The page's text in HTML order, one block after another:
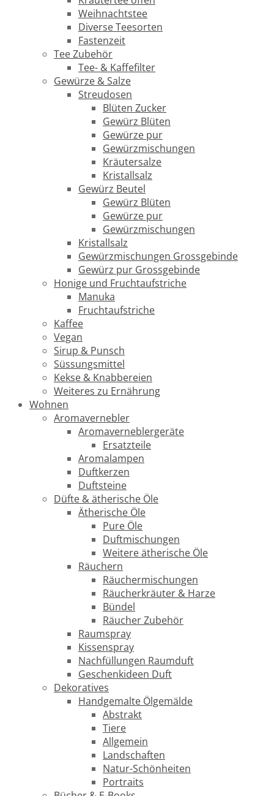
Weihnachtstee
Diverse Teesorten
Fastenzeit
Tee Zubehör
Tee- & Kaffefilter
Gewürze & Salze
Streudosen
Blüten Zucker
Gewürz Blüten
Gewürze pur
Gewürzmischungen
Kräutersalze
Kristallsalz
Gewürz Beutel
Gewürz Blüten
Gewürze pur
Gewürzmischungen
Kristallsalz
Gewürzmischungen Grossgebinde
Gewürz pur Grossgebinde
Honige und Fruchtaufstriche
Manuka
Fruchtaufstriche
Kaffee
Vegan
Sirup & Punsch
Süssungsmittel
Kekse & Knabbereien
Weiteres zu Ernährung
Wohnen
Aromavernebler
Aromaverneblergeräte
Ersatzteile
Aromalampen
Duftkerzen
Duftsteine
Düfte & ätherische Öle
Ätherische Öle
Pure Öle
Duftmischungen
Weitere ätherische Öle
Räuchern
Räuchermischungen
Räucherkräuter & Harze
Bündel
Räucher Zubehör
Raumspray
Kissenspray
Nachfüllungen Raumduft
Geschenkideen Duft
Dekoratives
Handgemalte Ölgemälde
Abstrakt
Tiere
Allgemein
Landschaften
Natur-Schönheiten
Portraits